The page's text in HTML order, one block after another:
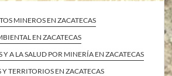
MINEROS EN ZACATECAS
EN ZACATECAS
Y A LA SALUD POR MINERÍA EN ZACATECAS
Y TERRITORIOS EN ZACATECAS